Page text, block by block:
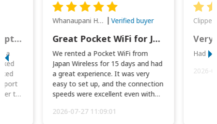
This was wonderful option to a family of four. Everything worked smoothly.
a
to
Whanaupani Henry Joseph Macown Verified buyer
Great Pocket WiFi for Japan Travel
We rented a Pocket WiFi from
Japan Wireless for 15 days and had
a great experience. It was very
easy to set up, and the connection
speeds were excellent even with
2026-07-27 11:09:01
Very
Had
2026-